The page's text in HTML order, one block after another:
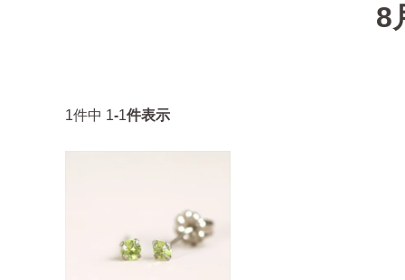
8
1件中 1-1件表示